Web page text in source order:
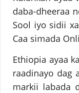
daba-dheeraa
Sool iyo sidii
Caa simada
Ethiopia ayaa
raadinayo dag
markii labada